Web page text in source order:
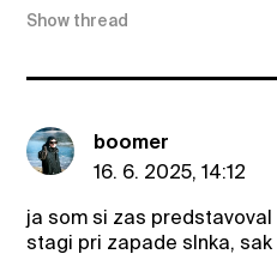
Show thread
boomer
16. 6. 2025, 14:12
ja som si zas predstavoval
stagi pri zapade slnka, sak